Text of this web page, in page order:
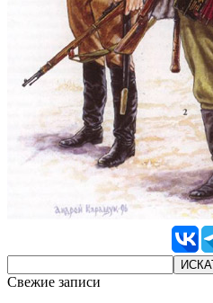
Свежие записи